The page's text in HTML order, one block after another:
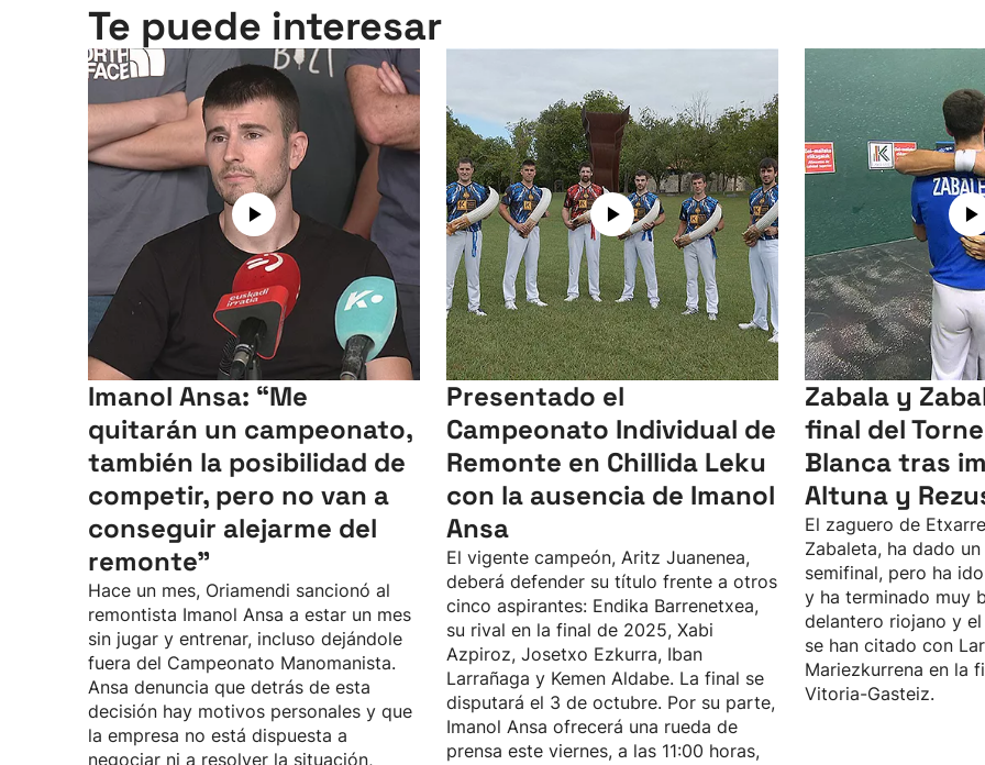
Te puede interesar
Imanol Ansa: “Me
quitarán un campeonato,
también la posibilidad de
competir, pero no van a
conseguir alejarme del
remonte"
Hace un mes, Oriamendi sancionó al
remontista Imanol Ansa a estar un mes
sin jugar y entrenar, incluso dejándole
fuera del Campeonato Manomanista.
Ansa denuncia que detrás de esta
decisión hay motivos personales y que
la empresa no está dispuesta a
negociar ni a resolver la situación,
Presentado el
Campeonato Individual de
Remonte en Chillida Leku
con la ausencia de Imanol
Ansa
El vigente campeón, Aritz Juanenea,
deberá defender su título frente a otros
cinco aspirantes: Endika Barrenetxea,
su rival en la final de 2025, Xabi
Azpiroz, Josetxo Ezkurra, Iban
Larrañaga y Kemen Aldabe. La final se
disputará el 3 de octubre. Por su parte,
Imanol Ansa ofrecerá una rueda de
prensa este viernes, a las 11:00 horas,
Zabala y
final del
Blanca tras
Altuna y
El zaguero de
Zabaleta, ha dado
semifinal, pero ha
y ha terminado muy
delantero riojano y
se han citado con
Mariezkurrena en la
Vitoria-Gasteiz.